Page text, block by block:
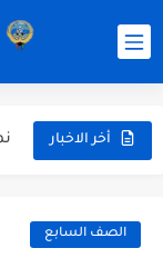
أخر الاخبار
الصف السابع